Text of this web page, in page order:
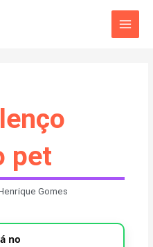
Main
pet
Gomes
no